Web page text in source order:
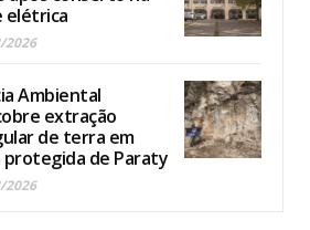
elétrica
2026
Ambiental
extração
de terra em
protegida de Paraty
2026